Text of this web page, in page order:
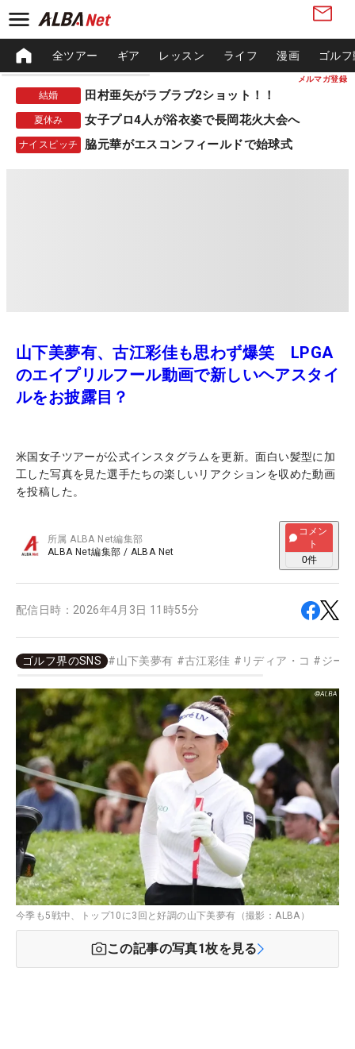
メルマガ登録
全ツアー ギア レッスン ライフ 漫画 ゴル
結婚 田村亜矢がラブラブ2ショット！！
夏休み 女子プロ4人が浴衣姿で長岡花火大会へ
ナイスピッチ 脇元華がエスコンフィールドで始球式
山下美夢有、古江彩佳も思わず爆笑 LPGA
のエイプリルフール動画で新しいヘアスタイ
ルをお披露目？
米国女子ツアーが公式インスタグラムを更新。面白い髪型に加
工した写真を見た選手たちの楽しいリアクションを収めた動画
を投稿した。
所属ALBA Net編集部
ALBA Net編集部 / ALBA Net
コメン
ト
0件
配信日時： 2026年4月3日 11時55分
ゴルフ界のSNS #山下美夢有 #古江彩佳 # リディア・コ # ジー
今季も5戦中、トップ10に3回と好調の山下美夢有（撮影：ALBA）
この記事の写真1枚を見る